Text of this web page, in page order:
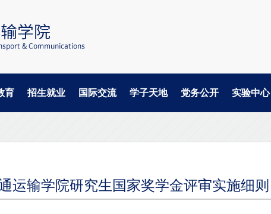
育 招生就业 国际交流 学子天地 党务公开 实验中心
运输学院研究生国家奖学金评审实施细则